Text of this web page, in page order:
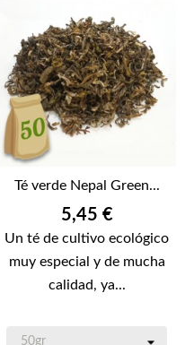
Té verde Nepal Green...
Precio
5,45 €
Un té de cultivo ecológico
muy especial y de mucha
calidad, ya...